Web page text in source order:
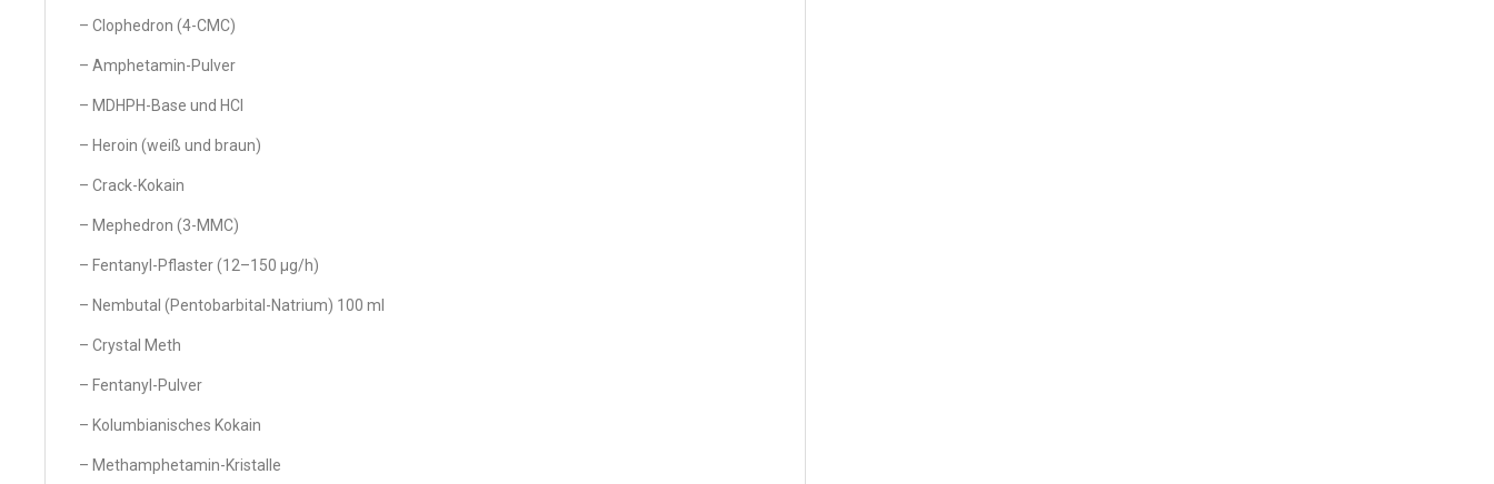
– Clophedron (4-CMC)
– Amphetamin-Pulver
– MDHPH-Base und HCl
– Heroin (weiß und braun)
– Crack-Kokain
– Mephedron (3-MMC)
– Fentanyl-Pflaster (12–150 µg/h)
– Nembutal (Pentobarbital-Natrium) 100 ml
– Crystal Meth
– Fentanyl-Pulver
– Kolumbianisches Kokain
– Methamphetamin-Kristalle